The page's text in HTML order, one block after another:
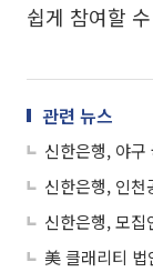
쉽게 참여할
관련 뉴스
신한은행, 인천
신한은행, 모집